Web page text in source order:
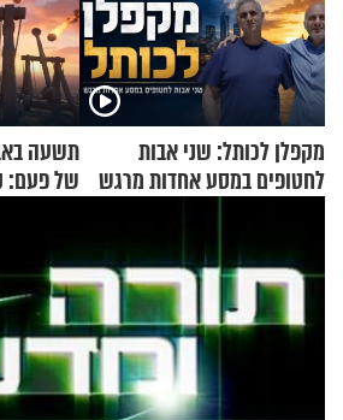
מקפלן לכותל: שני אבות
לחטופים במסע אחדות מרגש
תשעה
של פעם: